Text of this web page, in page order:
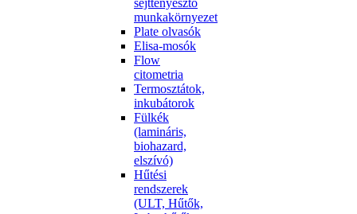
munkakörnyezet
Plate olvasók
Elisa-mosók
Flow
citometria
Termosztátok,
inkubátorok
Fülkék
(lamináris,
biohazard,
elszívó)
Hűtési
rendszerek
(ULT, Hűtők,